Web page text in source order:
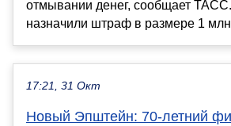
отмывании денег, сообщает
назначили штраф в размере 1 млн
17:21, 31 Окт
Новый Эпштейн: 70-летний